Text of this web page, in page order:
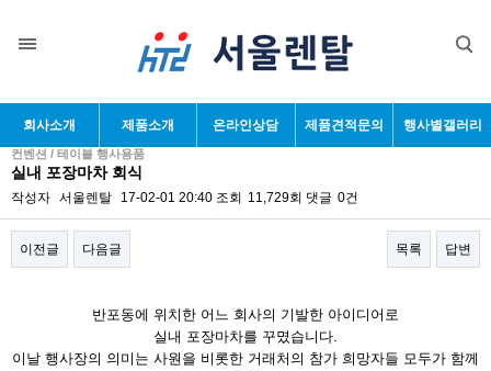
회사소개 제품소개 온라인상담 제품견적문의 행사별갤러리
컨벤션 / 테이블 행사용품
실내 포장마차 회식
작성자 서울렌탈 17-02-01 20:40 조회 11,729회 댓글 0건
이전글 다음글 목록 답변
반포동에 위치한 어느 회사의 기발한 아이디어로
실내 포장마차를 꾸몄습니다.
이날 행사장의 의미는 사원을 비롯한 거래처의 참가 희망자들 모두가 함께